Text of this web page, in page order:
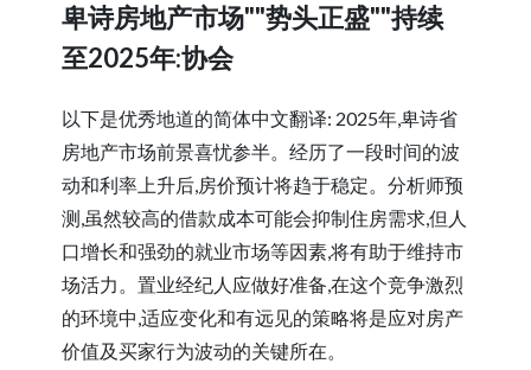
卑诗房地产市场""势头正盛""持续
至2025年:协会
以下是优秀地道的简体中文翻译: 2025年,卑诗省
房地产市场前景喜忧参半。经历了一段时间的波
动和利率上升后,房价预计将趋于稳定。分析师预
测,虽然较高的借款成本可能会抑制住房需求,但人
口增长和强劲的就业市场等因素,将有助于维持市
场活力。置业经纪人应做好准备,在这个竞争激烈
的环境中,适应变化和有远见的策略将是应对房产
价值及买家行为波动的关键所在。